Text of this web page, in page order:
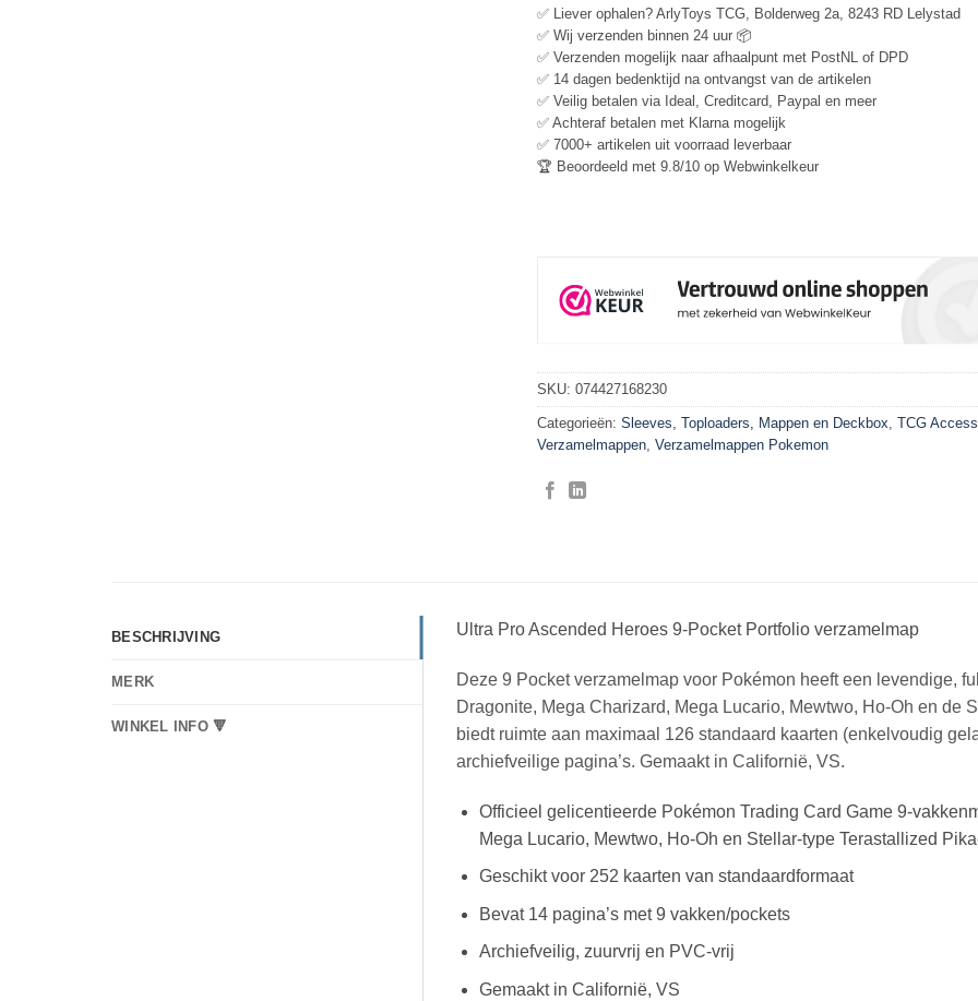
✅ Liever ophalen? ArlyToys TCG, Bolderweg 2a, 8243 RD Lelystad
✅ Wij verzenden binnen 24 uur 📦
✅ Verzenden mogelijk naar afhaalpunt met PostNL of DPD
✅ 14 dagen bedenktijd na ontvangst van de artikelen
✅ Veilig betalen via Ideal, Creditcard, Paypal en meer
✅ Achteraf betalen met Klarna mogelijk
✅ 7000+ artikelen uit voorraad leverbaar
🏆 Beoordeeld met 9.8/10 op Webwinkelkeur
SKU: 074427168230
Categorieën: Sleeves, Toploaders, Mappen en Deckbox, TCG
Verzamelmappen, Verzamelmappen Pokemon
BESCHRIJVING
MERK
WINKEL INFO 🔻
Ultra Pro Ascended Heroes 9-Pocket Portfolio verzamelmap
Deze 9 Pocket verzamelmap voor Pokémon heeft een levendige,
Dragonite, Mega Charizard, Mega Lucario, Mewtwo, Ho-Oh en de
biedt ruimte aan maximaal 126 standaard kaarten (enkelvoudig
archiefveilige pagina’s. Gemaakt in Californië, VS.
Officieel gelicentieerde Pokémon Trading Card Game 9-
Mega Lucario, Mewtwo, Ho-Oh en Stellar-type Terastallized
Geschikt voor 252 kaarten van standaardformaat
Bevat 14 pagina’s met 9 vakken/pockets
Archiefveilig, zuurvrij en PVC-vrij
Gemaakt in Californië, VS